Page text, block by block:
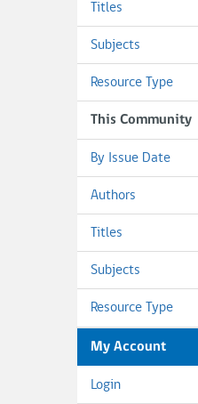
Titles
Subjects
Resource Type
This Community
By Issue Date
Authors
Titles
Subjects
Resource Type
My Account
Login